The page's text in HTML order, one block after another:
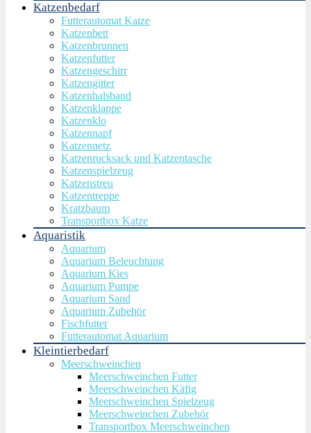
Katzenbedarf
Futterautomat Katze
Katzenbett
Katzenbrunnen
Katzenfutter
Katzengeschirr
Katzengitter
Katzenhalsband
Katzenklappe
Katzenklo
Katzennapf
Katzennetz
Katzenrucksack und Katzentasche
Katzenspielzeug
Katzenstreu
Katzentreppe
Kratzbaum
Transportbox Katze
Aquaristik
Aquarium
Aquarium Beleuchtung
Aquarium Kies
Aquarium Pumpe
Aquarium Sand
Aquarium Zubehör
Fischfutter
Futterautomat Aquarium
Kleintierbedarf
Meerschweinchen
Meerschweinchen Futter
Meerschweinchen Käfig
Meerschweinchen Spielzeug
Meerschweinchen Zubehör
Transportbox Meerschweinchen